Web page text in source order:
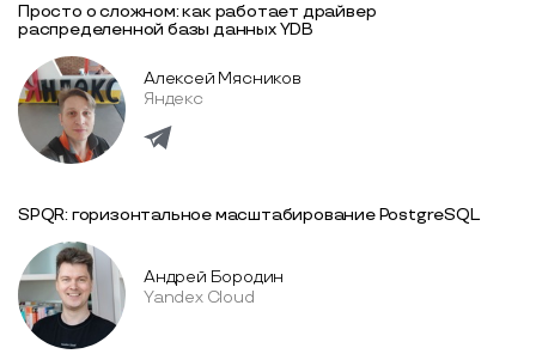
Просто о сложном: как работает драйвер
распределенной базы данных YDB
Алексей Мясников
Яндекс
SPQR: горизонтальное масштабирование PostgreSQL
Андрей Бородин
Yandex Cloud